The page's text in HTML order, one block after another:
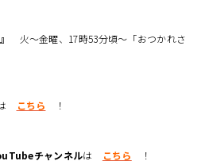
火～金曜、17時53分頃～「おつかれさ
こちら ！
チャンネルは こちら ！